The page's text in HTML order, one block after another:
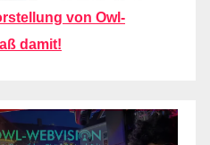
von Owl-
damit!